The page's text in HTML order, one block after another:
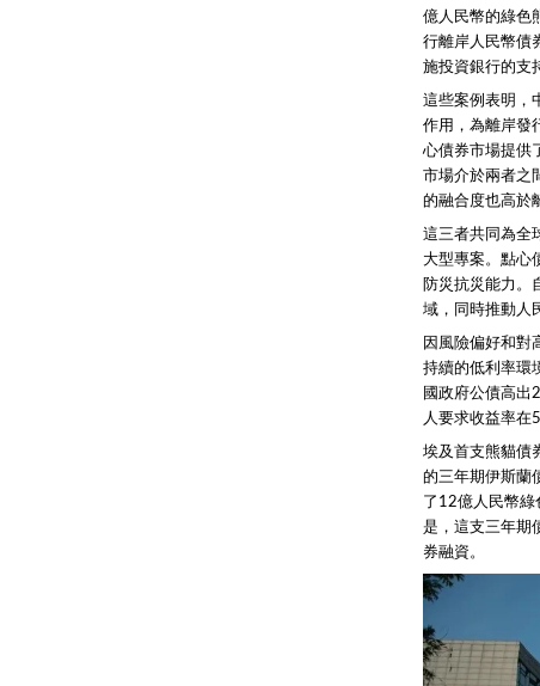
億人民幣的綠色
行離岸人民幣債
施投資銀行的支
這些案例表明，
作用，為離岸發
心債券市場提供
市場介於兩者之
的融合度也高於
這三者共同為全
大型專案。點心
防災抗災能力。
域，同時推動人
因風險偏好和對
持續的低利率環
國政府公債高出
人要求收益率在
埃及首支熊貓債
的三年期伊斯蘭
了12億人民幣綠
是，這支三年期
券融資。